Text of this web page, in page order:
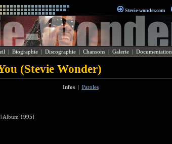
Stevie-wonder.com
| Biographie| Discographie| Chansons| Galerie| Documentation
(Stevie Wonder)
Infos| Paroles
1995]